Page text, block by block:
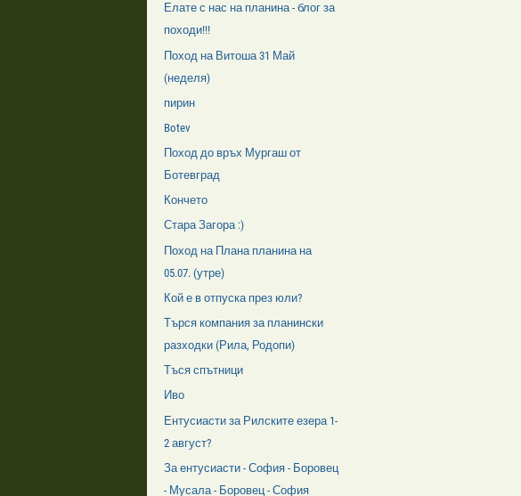
Елате с нас на планина - блог за
походи!!!
Поход на Витоша 31 Май
(неделя)
пирин
Botev
Поход до връх Мургаш от
Ботевград
Кончето
Стара Загора :)
Поход на Плана планина на
05.07. (утре)
Кой е в отпуска през юли?
Търся компания за планински
разходки (Рила, Родопи)
Тъся спътници
Иво
Ентусиасти за Рилските езера 1-
2 август?
За ентусиасти - София - Боровец
- Мусала - Боровец - София